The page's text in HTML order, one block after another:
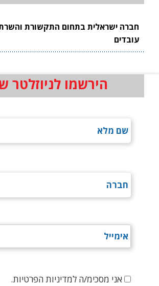
חברה ישראלית בתחום התקשורת
עובדים
הירשמו לניוזלטר
אני מסכימ/ה למדיניות הפרטיות.